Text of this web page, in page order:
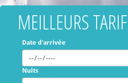
MEILLEURS
Date d'arrivée
Nuits